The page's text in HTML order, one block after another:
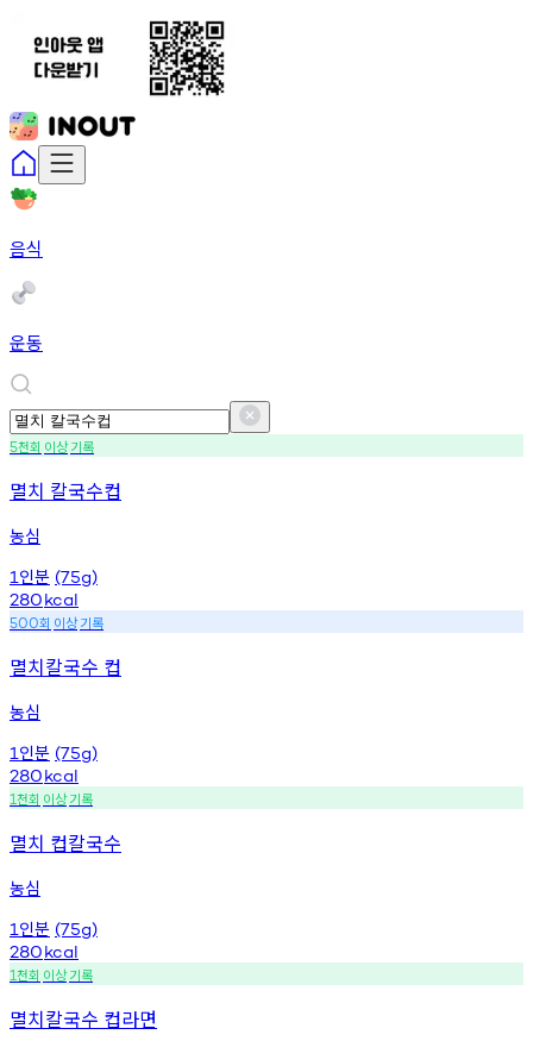
음식
운동
5천회 이상기록
멸치 칼국수컵
농심
1 인분 (75g)
280kcal
500회 이상기록
멸치칼국수 컵
농심
1 인분 (75g)
280kcal
1천회 이상기록
멸치 컵칼국수
농심
1 인분 (75g)
280kcal
1천회 이상기록
멸치칼국수 컵라면